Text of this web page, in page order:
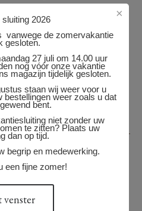
×
2026
vanwege de zomervakantie
gesloten.
27 juli om 14.00 uur
nog vóór onze vakantie
magazijn tijdelijk gesloten.
staan wij weer voor u
bestellingen weer zoals u dat
bent.
niet zonder uw
te zitten? Plaats uw
dan op tijd.
begrip en medewerking.
een fijne zomer!
venster
la Frontera,
van de collectie,
met een zeer intens aroma,
en geurende azijn.